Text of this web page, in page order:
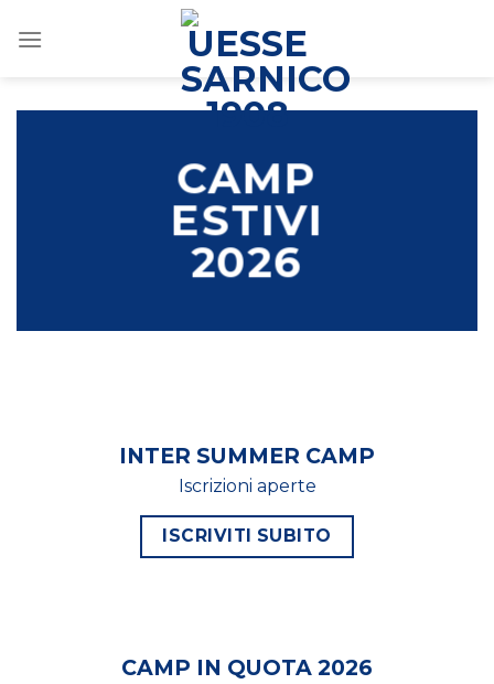
CAMP
ESTIVI
2026
INTER SUMMER CAMP
Iscrizioni aperte
ISCRIVITI SUBITO
CAMP IN QUOTA 2026